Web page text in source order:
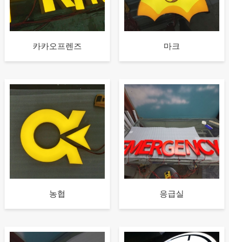
카카오프렌즈 마크
농협 응급실